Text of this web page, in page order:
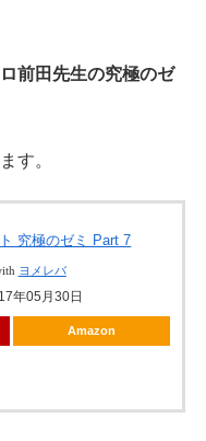
前田先生の究極のゼ
す。
究極のゼミ Part 7
ヨメレバ
年05月30日
Amazon